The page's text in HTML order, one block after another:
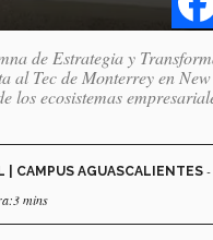
de Estrategia y
al Tec de Monterrey en
los ecosistemas
| CAMPUS AGUASCALIENTES -
mins